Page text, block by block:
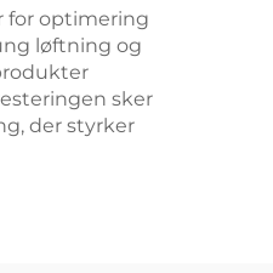
for optimering
løftning og
sker
der styrker